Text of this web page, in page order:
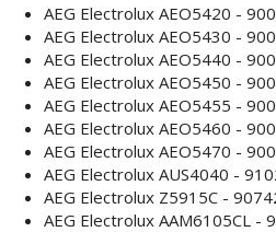
AEG Electrolux AEO5420 -
AEG Electrolux AEO5430 -
AEG Electrolux AEO5440 -
AEG Electrolux AEO5450 -
AEG Electrolux AEO5455 -
AEG Electrolux AEO5460 -
AEG Electrolux AEO5470 -
AEG Electrolux AUS4040 -
AEG Electrolux Z5915C -
AEG Electrolux AAM6105CL -